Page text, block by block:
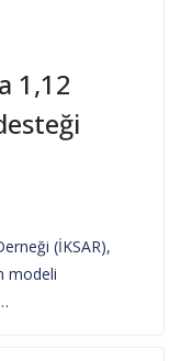
1,12
(İKSAR),
modeli